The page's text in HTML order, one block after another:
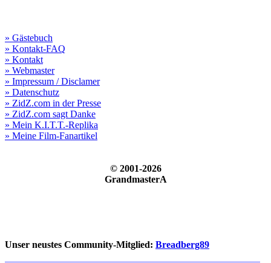
» Gästebuch
» Kontakt-FAQ
» Kontakt
» Webmaster
» Impressum / Disclamer
» Datenschutz
» ZidZ.com in der Presse
» ZidZ.com sagt Danke
» Mein K.I.T.T.-Replika
» Meine Film-Fanartikel
© 2001-2026
GrandmasterA
Unser neustes Community-Mitglied: Breadberg89